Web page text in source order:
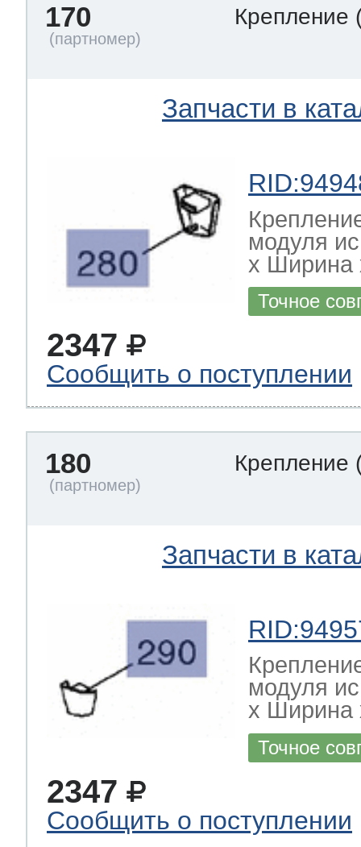
170 Крепление
Запчасти в
модуля
х Ширина
Точное
2347
Сообщить о поступлении
180 Крепление
Запчасти в
модуля
х Ширина
Точное
2347
Сообщить о поступлении